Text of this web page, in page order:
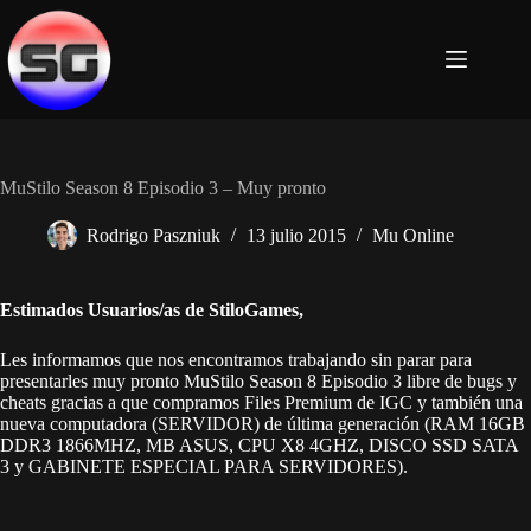
Saltar
contenido
MuStilo Season 8 Episodio 3 – Muy pronto
Rodrigo Paszniuk 13 julio 2015 Mu Online
Estimados Usuarios/as de StiloGames,
Les informamos que nos encontramos trabajando sin parar para
presentarles muy pronto MuStilo Season 8 Episodio 3 libre de bugs y
cheats gracias a que compramos Files Premium de IGC y también una
nueva computadora (SERVIDOR) de última generación (RAM 16GB
DDR3 1866MHZ, MB ASUS, CPU X8 4GHZ, DISCO SSD SATA
3 y GABINETE ESPECIAL PARA SERVIDORES).